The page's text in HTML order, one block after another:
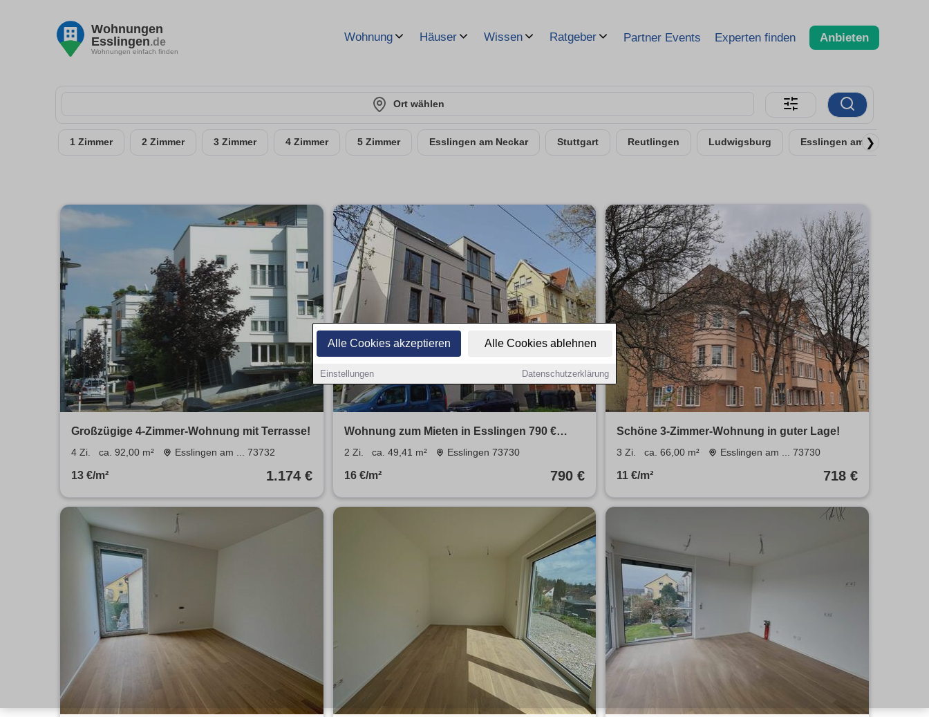
Alle Cookies akzeptieren Alle Cookies ablehnen
Einstellungen Datenschutzerklärung
Wohnungen
Esslingen.de
Wohnungen einfach finden
Wohnung Häuser Wissen Ratgeber Partner Events Experten finden Anbieten
Ort wählen
1 Zimmer 2 Zimmer 3 Zimmer 4 Zimmer 5 Zimmer Esslingen am Neckar Stuttgart Reutlingen Ludwigsburg Esslingen am Neckar -
❯
Großzügige 4-Zimmer-Wohnung mit Terrasse!
4 Zi. ca. 92,00 m² Esslingen am ... 73732
13 €/m² 1.174 €
Wohnung zum Mieten in Esslingen 790 €
49.41 m²
2 Zi. ca. 49,41 m² Esslingen 73730
16 €/m² 790 €
Schöne 3-Zimmer-Wohnung in guter Lage!
3 Zi. ca. 66,00 m² Esslingen am ... 73730
11 €/m² 718 €